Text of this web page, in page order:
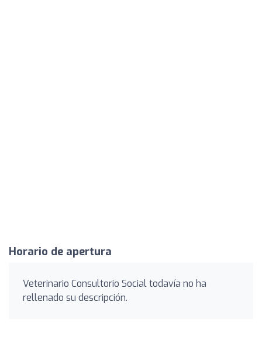
Horario de apertura
Veterinario Consultorio Social todavía no ha
rellenado su descripción.